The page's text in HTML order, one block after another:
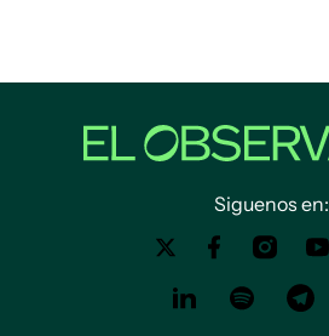
Siguenos en: